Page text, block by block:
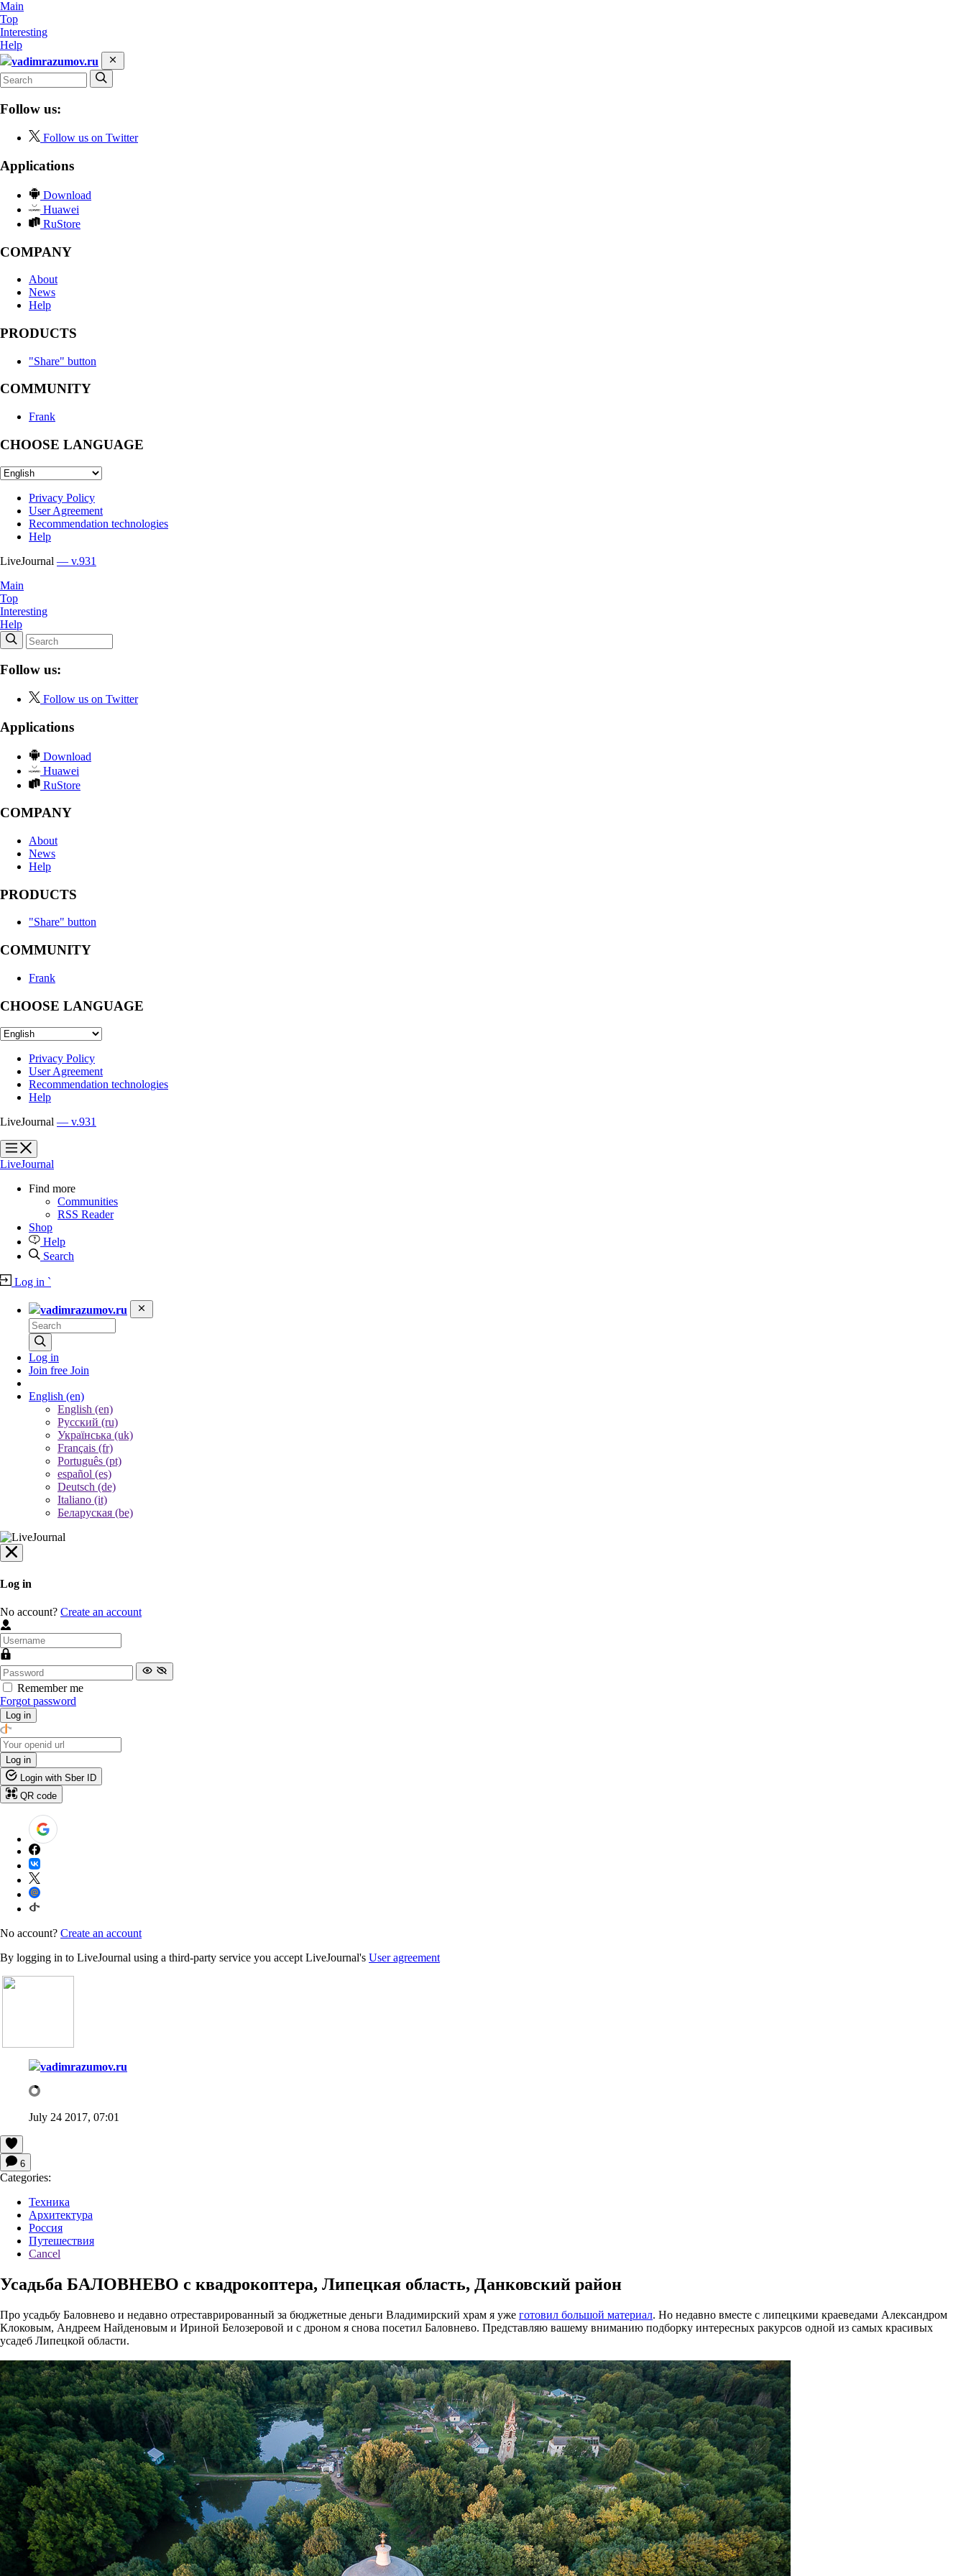
Main
Top
Interesting
Help
vadimrazumov.ru
Follow us:
Follow us on Twitter
Applications
Download
Huawei
RuStore
COMPANY
About
News
Help
PRODUCTS
"Share" button
COMMUNITY
Frank
CHOOSE LANGUAGE
Privacy Policy
User Agreement
Recommendation technologies
Help
LiveJournal — v.931
Main
Top
Interesting
Help
Follow us:
Follow us on Twitter
Applications
Download
Huawei
RuStore
COMPANY
About
News
Help
PRODUCTS
"Share" button
COMMUNITY
Frank
CHOOSE LANGUAGE
Privacy Policy
User Agreement
Recommendation technologies
Help
LiveJournal — v.931
?
?
LiveJournal
Find more
Communities
RSS Reader
Shop
Help
Search
Log in `
vadimrazumov.ru
Log in
Join free Join
English (en)
English (en)
Русский (ru)
Українська (uk)
Français (fr)
Português (pt)
español (es)
Deutsch (de)
Italiano (it)
Беларуская (be)
Log in
No account? Create an account
Remember me
Forgot password
Log in
Log in
Login with Sber ID
QR code
No account? Create an account
By logging in to LiveJournal using a third-party service you accept LiveJournal's User agreement
vadimrazumov.ru
July 24 2017, 07:01
6
Categories:
Техника
Архитектура
Россия
Путешествия
Cancel
Усадьба БАЛОВНЕВО с квадрокоптера, Липецкая область, Данковский район
Про усадьбу Баловнево и недавно отреставрированный за бюджетные деньги Владимирский храм я уже готовил большой материал. Но недавно вместе с липецкими краеведами Александром
Клоковым, Андреем Найденовым и Ириной Белозеровой и с дроном я снова посетил Баловнево. Представляю вашему вниманию подборку интересных ракурсов одной из самых красивых
усадеб Липецкой области.